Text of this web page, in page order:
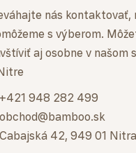
nás kontaktovať,
s výberom.
aj osobne v našom
+421 948 282 499
obchod@bamboo.sk
Cabajská 42, 949 01 Nitra